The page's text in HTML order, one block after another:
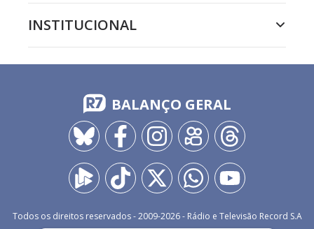
INSTITUCIONAL
BALANÇO GERAL
Todos os direitos reservados - 2009-2026- Rádio e Televisão Record S.A